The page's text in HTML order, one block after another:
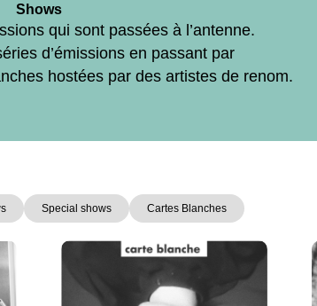
Shows
qui sont passées à l’antenne.
d’émissions en passant par
hostées par des artistes de renom.
Special shows Cartes Blanches
PagePage